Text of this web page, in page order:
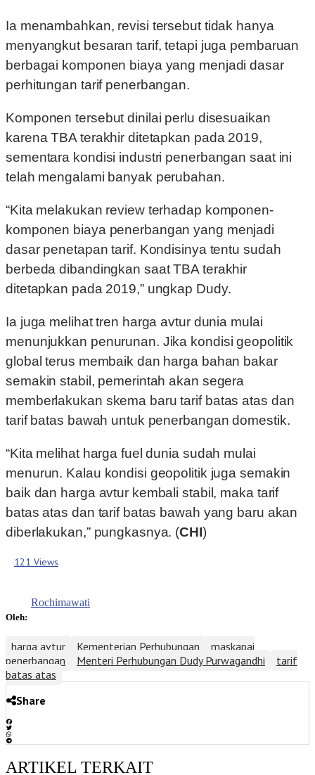
Ia menambahkan, revisi tersebut tidak hanya
menyangkut besaran tarif, tetapi juga pembaruan
berbagai komponen biaya yang menjadi dasar
perhitungan tarif penerbangan.
Komponen tersebut dinilai perlu disesuaikan
karena TBA terakhir ditetapkan pada 2019,
sementara kondisi industri penerbangan saat ini
telah mengalami banyak perubahan.
“Kita melakukan review terhadap komponen-
komponen biaya penerbangan yang menjadi
dasar penetapan tarif. Kondisinya tentu sudah
berbeda dibandingkan saat TBA terakhir
ditetapkan pada 2019,” ungkap Dudy.
Ia juga melihat tren harga avtur dunia mulai
menunjukkan penurunan. Jika kondisi geopolitik
global terus membaik dan harga bahan bakar
semakin stabil, pemerintah akan segera
memberlakukan skema baru tarif batas atas dan
tarif batas bawah untuk penerbangan domestik.
“Kita melihat harga fuel dunia sudah mulai
menurun. Kalau kondisi geopolitik juga semakin
baik dan harga avtur kembali stabil, maka tarif
batas atas dan tarif batas bawah yang baru akan
diberlakukan,” pungkasnya. (CHI)
121 Views
Oleh:
Rochimawati
harga avtur Kementerian Perhubungan
maskapai
penerbangan
Menteri Perhubungan Dudy Purwagandhi
tarif
batas atas
Share
ARTIKEL TERKAIT